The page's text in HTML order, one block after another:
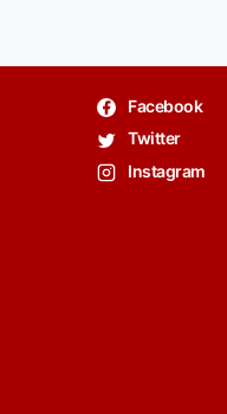
Facebook
Twitter
Instagram